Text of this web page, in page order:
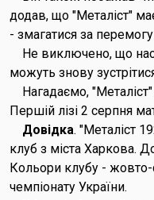
додав, що "Металіст"
- змагатися за
Не виключено, що
можуть знову
Нагадаємо,
Першій лізі 2 серпня
Довідка. "Металіст
клуб з міста Харкова.
Кольори клубу - жовто-
чемпіонату України.